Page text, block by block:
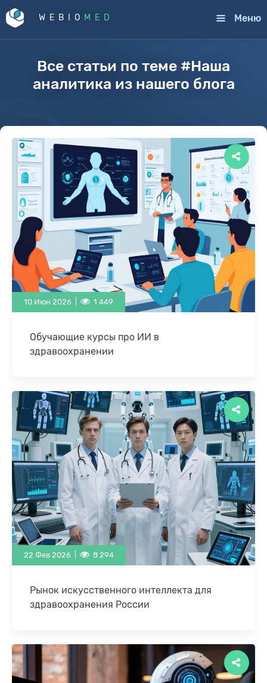
WEBIO MED Меню
Все статьи по теме #Наша
аналитика из нашего блога
10 Июн 2026 | 1 449
Обучающие курсы про ИИ в
здравоохранении
а также о том как они применяются в
здравоохранении в …
22 Фев 2026 | 8 294
Рынок искусственного интеллекта для
здравоохранения России
интеллекта для здравоохранения», основанный
на собственных данных, опыте продвижения,
выявленных трендах и …